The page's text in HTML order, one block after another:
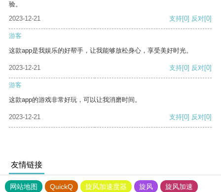
验。
2023-12-21
支持[0] 反对[0]
游客
这款app是我娱乐的好帮手，让我能够放松身心，享受美好时光。
2023-12-21 支持[0] 反对[0]
游客
这款app的游戏非常好玩，可以让我消磨时间。
2023-12-21 支持[0] 反对[0]
友情链接
网站地图 QuickQ 旋风加速度器 旋风
旋风加速